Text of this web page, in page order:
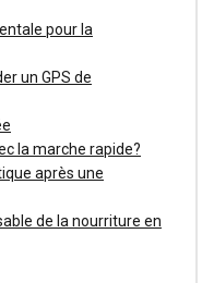
pour la
un GPS de
la marche rapide?
après une
de la nourriture en